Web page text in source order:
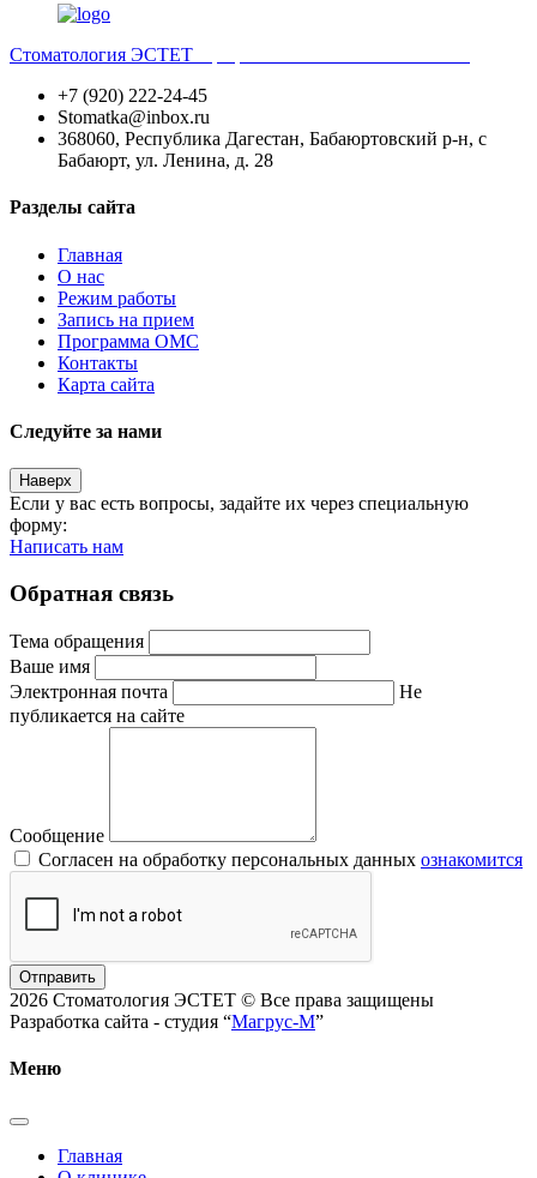
Стоматология ЭСТЕТ
+7 (920) 222-24-45
Stomatka@inbox.ru
368060, Республика Дагестан, Бабаюртовский р-н, с
Бабаюрт, ул. Ленина, д. 28
Разделы сайта
Главная
О нас
Режим работы
Запись на прием
Программа ОМС
Контакты
Карта сайта
Следуйте за нами
Наверх
Если у вас есть вопросы, задайте их через специальную
форму:
Написать нам
Обратная связь
Тема обращения
Ваше имя
Электронная почта
Не
публикается на сайте
Сообщение
Согласен на обработку персональных данных ознакомится
Отправить
2026 Стоматология ЭСТЕТ © Все права защищены
Разработка сайта - студия “Магрус-М”
Меню
Главная